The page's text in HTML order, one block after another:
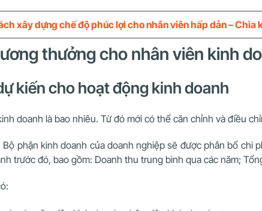
xây dựng chế độ phúc lợi cho nhân viên hấp dẫn – Chìa
thưởng cho nhân viên kinh
kiến cho hoạt động kinh doanh
doanh là bao nhiêu. Từ đó mới có thể căn chỉnh và điều
phận kinh doanh của doanh nghiệp sẽ được phân bổ chi
trước đó, bao gồm: Doanh thu trung bình qua các năm;